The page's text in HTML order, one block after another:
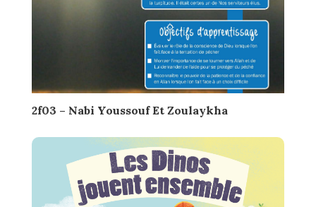
2f03 – Nabi Youssouf Et Zoulaykha